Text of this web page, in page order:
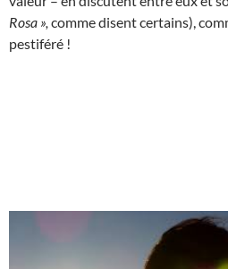
Rosa », comme disent certains),
pestiféré !